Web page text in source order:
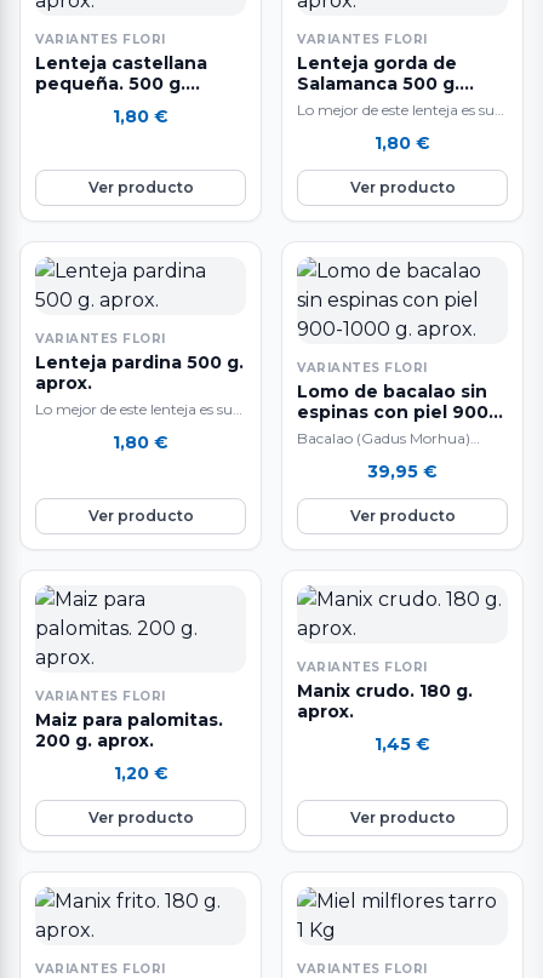
VARIANTES FLORI
Lenteja castellana
pequeña. 500 g.
1,80 €
Ver producto
VARIANTES FLORI
Lenteja gorda de
Salamanca 500 g.
aprox.
Lo mejor de este lenteja es su
agradable y suave, ideal para…
1,80 €
Ver producto
VARIANTES FLORI
Lenteja pardina 500 g.
aprox.
Lo mejor de este lenteja es su
agradable y suave, ideal para…
1,80 €
Ver producto
VARIANTES FLORI
Lomo de bacalao sin
espinas con piel 900-
1000 g. aprox.
Bacalao (Gadus Morhua)
con Sedales y Anzuelo muy
selecto sin piel ni…
39,95 €
Ver producto
VARIANTES FLORI
Maiz para palomitas.
200 g. aprox.
1,20 €
Ver producto
VARIANTES FLORI
Manix crudo. 180 g.
aprox.
1,45 €
Ver producto
VARIANTES FLORI VARIANTES FLORI